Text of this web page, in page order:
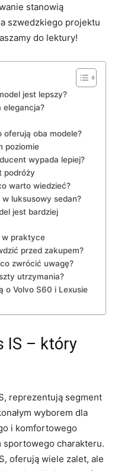
⁤stanowią
⁤szwedzkiego ​projektu⁤
do lektury!
jest lepszy?
elegancja?
oferują oba modele?
poziomie
wypada ⁢lepiej?
podróży
warto wiedzieć?
luksusowy sedan?
jest bardziej
w ⁤praktyce
przed zakupem?
zwrócić uwagę?
utrzymania?
o​ Volvo S60 i Lexusie
IS – który
reprezentują segment
wyborem dla
i ⁤komfortowego
sportowego ‌charakteru.
‍oferują wiele zalet, ale